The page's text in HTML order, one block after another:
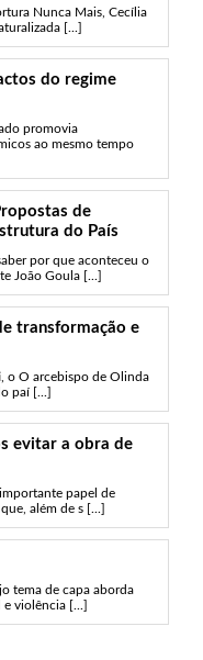
Nunca Mais, Cecília
[...]
do regime
promovia
ao mesmo tempo
de
do País
por que aconteceu o
João Goula [...]
transformação e
o O arcebispo de Olinda
paí [...]
evitar a obra de
papel de
além de s [...]
tema de capa aborda
violência [...]